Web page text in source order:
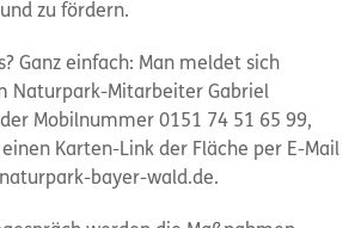
zu fördern.
Ganz einfach: Man meldet sich
Naturpark-Mitarbeiter Gabriel
Mobilnummer 0151 74 51 65 99,
Karten-Link der Fläche per E-Mail
bayer-wald.de.